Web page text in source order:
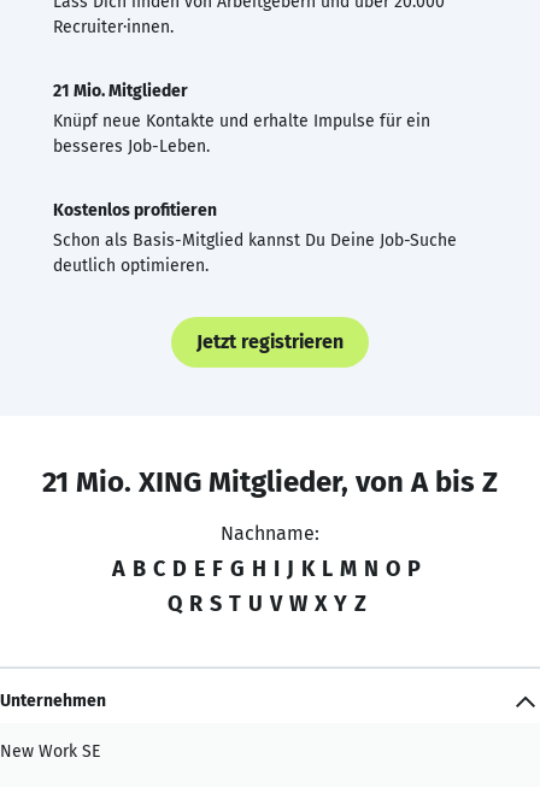
Recruiter·innen.
21 Mio. Mitglieder
Knüpf neue Kontakte und erhalte Impulse für ein
besseres Job-Leben.
Kostenlos profitieren
Schon als Basis-Mitglied kannst Du Deine Job-Suche
deutlich optimieren.
Jetzt registrieren
21 Mio. XING Mitglieder, von A bis Z
Nachname:
A B C D E F G H I J K L M N O P
Q R S T U V W X Y Z
Unternehmen
New Work SE